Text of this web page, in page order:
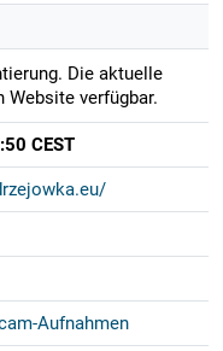
Die aktuelle
Website verfügbar.
CEST
Aufnahmen